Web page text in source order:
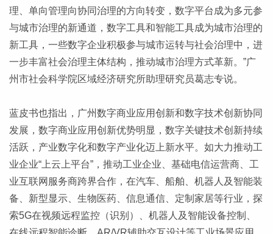
理、单向管理向协同治理的方向转变，数字平台成为多元参
与城市治理的新通道，数字工具和智能工具成为城市治理的
新工具，一些数字企业积极参与城市运转与社会治理中，进
一步丰富社会治理主体结构，推动城市治理方式革新。”广
州市社会科学院区域经济研究所助理研究员葛志专说。
蓝皮书也指出，广州数字商业应用创新和数字技术创新协同
发展，数字商业应用创新优势明显，数字关键技术创新持续
活跃，产业数字化和数字产业化迈上新水平。如大力推动工
业企业“上云上平台”，推动工业企业、基础电信运营商、工
业互联网服务商跨界合作，在汽车、船舶、机器人及智能装
备、新型显示、生物医药、信息通信、定制家居等行业，探
索5G在视频远程监控（识别）、机器人及智能设备控制、